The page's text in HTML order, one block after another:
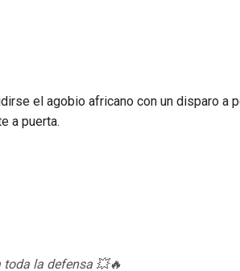
el agobio africano con un disparo a
a puerta.
toda la defensa 💥🔥